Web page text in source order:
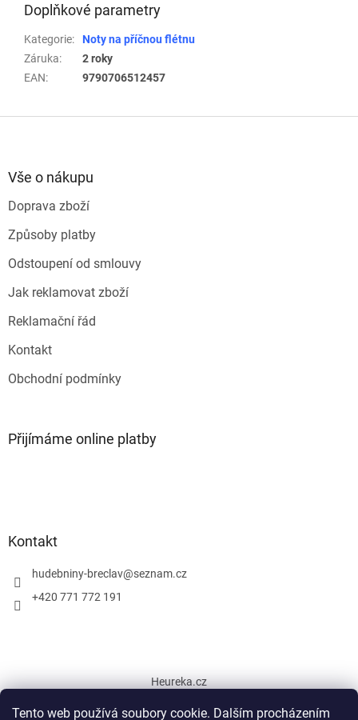
Tento web používá soubory cookie. Dalším procházením
Doplňkové parametry
Kategorie:
Noty na příčnou flétnu
Záruka:
2 roky
EAN: 9790706512457
Vše o nákupu
Doprava zboží
Způsoby platby
Odstoupení od smlouvy
Jak reklamovat zboží
Reklamační řád
Kontakt
Obchodní podmínky
Přijímáme online platby
Kontakt
hudebniny-breclav@seznam.cz
+420 771 772 191
Heureka.cz